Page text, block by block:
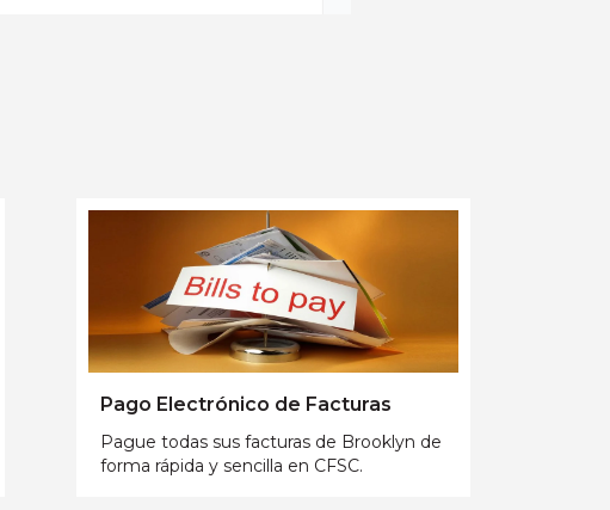
Pago Electrónico de Facturas
Pague todas sus facturas de Brooklyn de
forma rápida y sencilla en CFSC.